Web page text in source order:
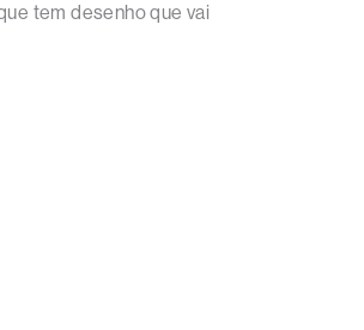
tem desenho que vai